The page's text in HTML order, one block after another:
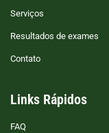
Serviços
Resultados de exames
Contato
Links Rápidos
FAQ